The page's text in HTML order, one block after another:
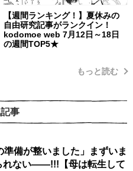
【週間ランキング！】夏休みの
自由研究記事がランクイン！
kodomoe web 7月12日～18日
の週間TOP5★
もっと読む
事
準備が整いました」まずいま
れない――!!!【母は転生して